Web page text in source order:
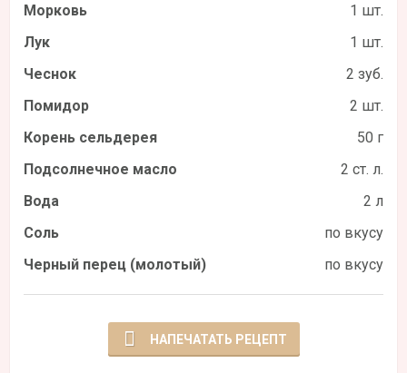
Морковь
1 шт.
Лук
1 шт.
Чеснок
2 зуб.
Помидор
2 шт.
Корень сельдерея
50 г
Подсолнечное масло
2 ст. л.
Вода
2 л
Соль
по вкусу
Черный перец (молотый)
по вкусу
НАПЕЧАТАТЬ РЕЦЕПТ